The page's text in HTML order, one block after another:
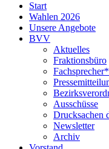
Neukölln
Start
Wahlen 2026
Unsere Angebote
BVV
Aktuelles
Fraktionsbüro
Ausschüsse
Drucksachen
Newsletter
Archiv